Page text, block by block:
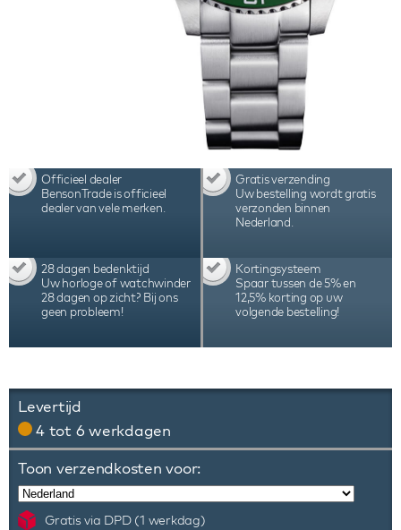
Officieel dealer
BensonTrade is officieel
dealer van vele merken.
Gratis verzending
Uw bestelling wordt gratis
verzonden binnen
Nederland.
28 dagen bedenktijd
Uw horloge of watchwinder
28 dagen op zicht? Bij ons
geen probleem!
Kortingsysteem
Spaar tussen de 5% en
12,5% korting op uw
volgende bestelling!
Levertijd
4 tot 6 werkdagen
Toon verzendkosten voor:
Gratis via DPD (1 werkdag)